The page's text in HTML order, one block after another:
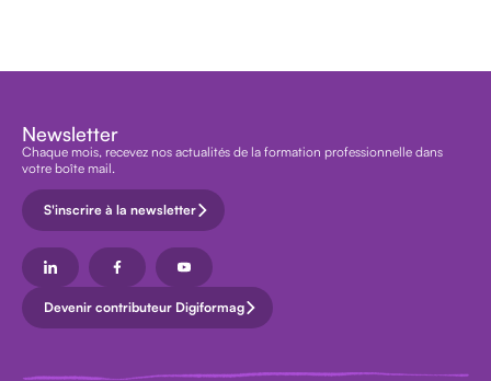
Newsletter
Chaque mois, recevez nos actualités de la formation professionnelle dans
votre boîte mail.
S'inscrire à la newsletter
Devenir contributeur Digiformag